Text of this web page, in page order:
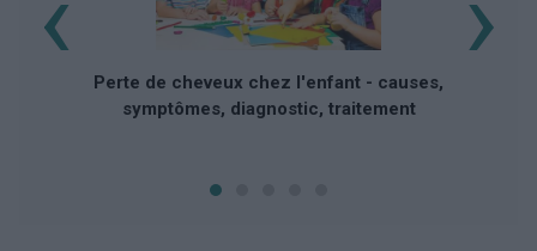
Perte de cheveux chez l'enfant - causes,
symptômes, diagnostic, traitement